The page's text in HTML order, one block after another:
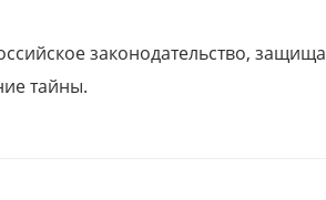
законодательство,
тайны.